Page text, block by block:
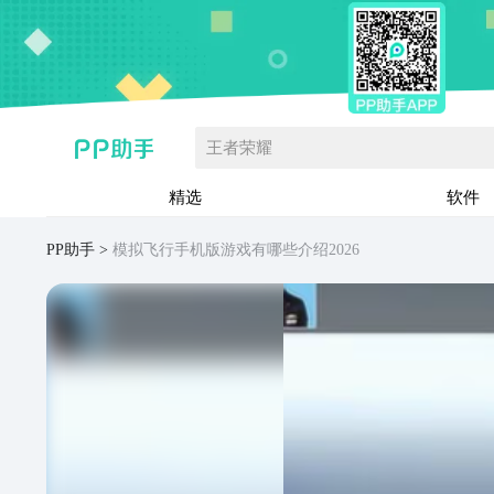
王者荣耀
精选 软件
PP助手 模拟飞行手机版游戏有哪些介绍2026